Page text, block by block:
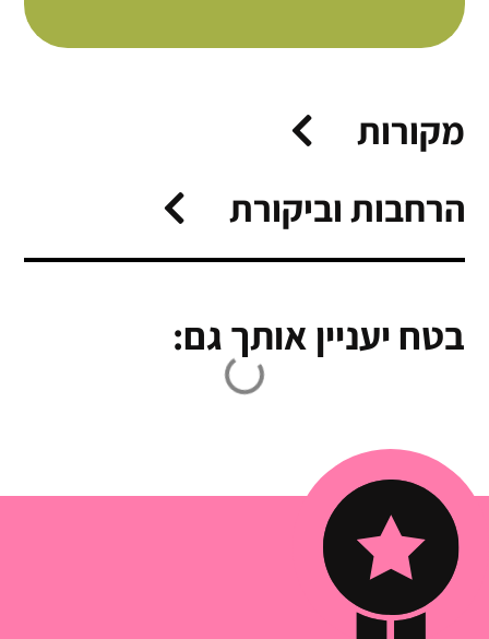
מקורות
הרחבות וביקורת
בטח יעניין אותך גם: